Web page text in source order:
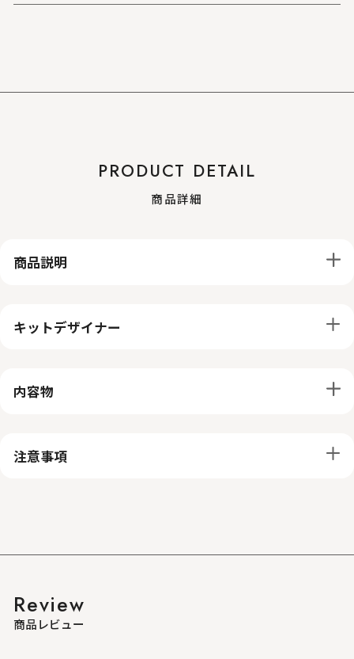
PRODUCT DETAIL
商品詳細
商品説明
キットデザイナー
内容物
注意事項
Review
商品レビュー